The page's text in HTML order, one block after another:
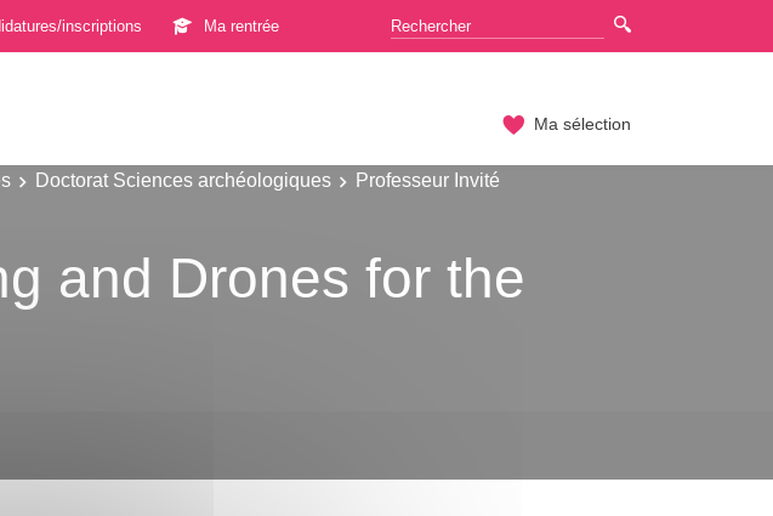
inscriptions Ma rentrée
Ma sélection
Doctorat Sciences archéologiques Professeur Invité
and Drones for the